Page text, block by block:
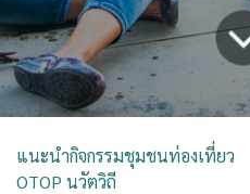
แนะนำกิจกรรมชุมชนท่องเที่ยว
OTOP นวัตวิถี